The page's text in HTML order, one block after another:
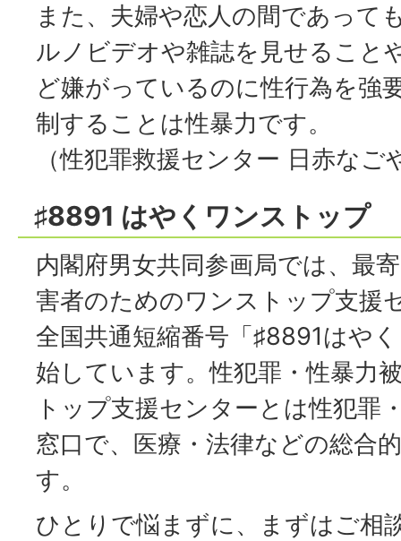
また、夫婦や恋人の間であって
ルノビデオや雑誌を見せること
ど嫌がっているのに性行為を強
制することは性暴力です。
（性犯罪救援センター 日赤な
♯8891 はやくワンストップ
内閣府男女共同参画局では、最
害者のためのワンストップ支援
全国共通短縮番号「♯8891はや
始しています。性犯罪・性暴力
トップ支援センターとは性犯罪
窓口で、医療・法律などの総合
す。
ひとりで悩まずに、まずはご相